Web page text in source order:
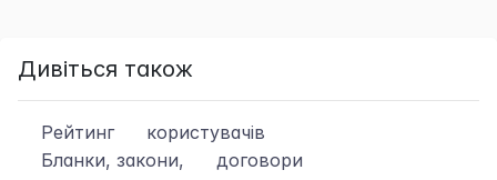
Дивіться також
Рейтинг
користувачів
Бланки, закони,
договори